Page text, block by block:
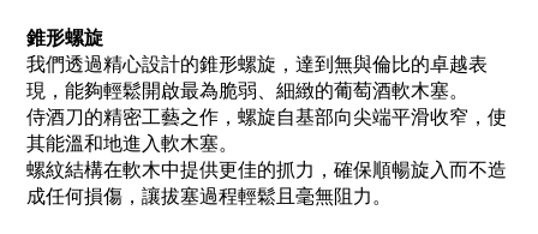
錐形螺旋
我們透過精心設計的錐形螺旋，達到無與倫比的卓越表
現，能夠輕鬆開啟最為脆弱、細緻的葡萄酒軟木塞。
侍酒刀的精密工藝之作， 螺旋自基部向尖端平滑收窄，使
其能溫和地進入軟木塞。
螺紋結構在軟木中提供更佳的抓力，確保順暢旋入而不造
成任何損傷，讓拔塞過程輕鬆且毫無阻力。